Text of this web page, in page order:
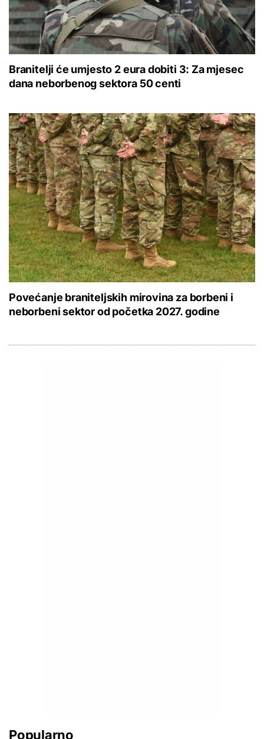
Branitelji će umjesto 2 eura dobiti 3: Za mjesec
dana neborbenog sektora 50 centi
Povećanje braniteljskih mirovina za borbeni i
neborbeni sektor od početka 2027. godine
Popularno